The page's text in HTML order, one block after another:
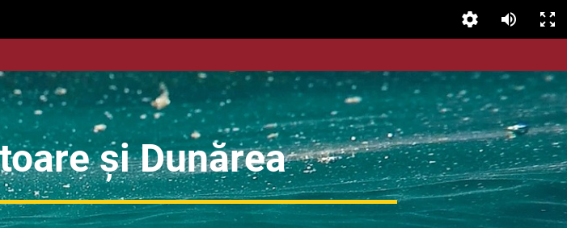
și Dunărea